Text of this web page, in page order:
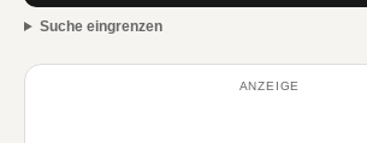
Suche eingrenzen
ANZEIGE